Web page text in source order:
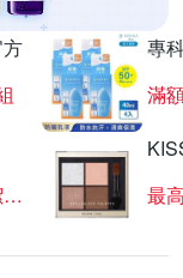
專
滿
雙酸角質潔膚露
最